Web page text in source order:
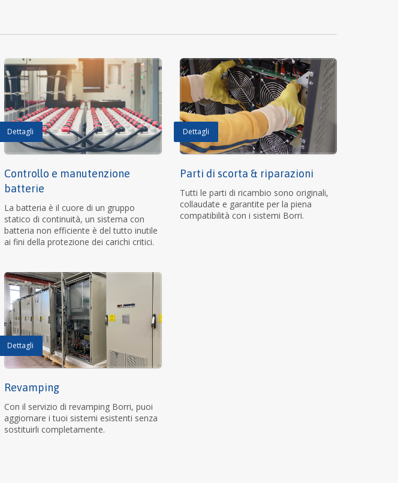
Dettagli
Controllo e manutenzione
batterie
La batteria è il cuore di un gruppo
statico di continuità, un sistema con
batteria non efficiente è del tutto inutile
ai fini della protezione dei carichi critici.
Dettagli
Parti di scorta & riparazioni
Tutti le parti di ricambio sono originali,
collaudate e garantite per la piena
compatibilità con i sistemi Borri.
Dettagli
Revamping
Con il servizio di revamping Borri, puoi
aggiornare i tuoi sistemi esistenti senza
sostituirli completamente.